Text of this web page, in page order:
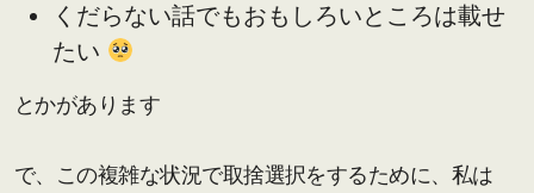
くだらない話でもおもしろいところは載せ
たい
とかがあります
で、この複雑な状況で取捨選択をするために、私は